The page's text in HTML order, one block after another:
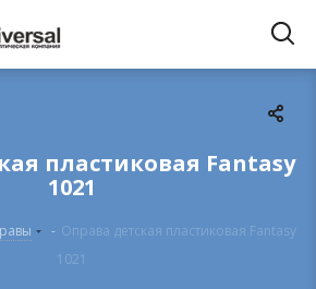
пластиковая Fantasy
1021
- Оправа детская пластиковая Fantasy
1021